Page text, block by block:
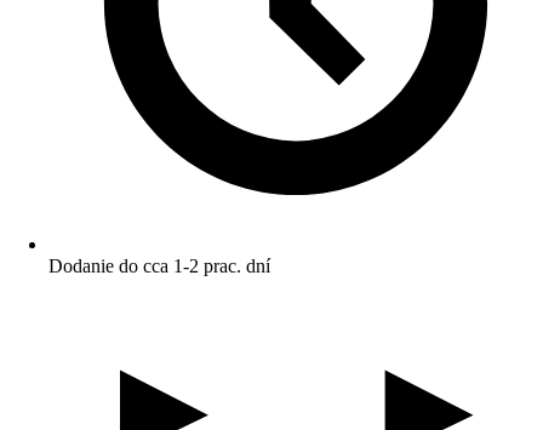
Dodanie do cca 1-2 prac. dní